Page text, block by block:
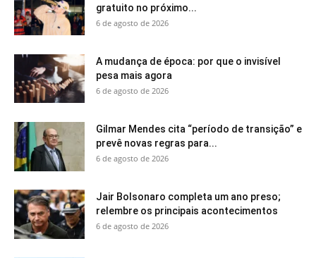
gratuito no próximo...
6 de agosto de 2026
A mudança de época: por que o invisível
pesa mais agora
6 de agosto de 2026
Gilmar Mendes cita “período de transição” e
prevê novas regras para...
6 de agosto de 2026
Jair Bolsonaro completa um ano preso;
relembre os principais acontecimentos
6 de agosto de 2026